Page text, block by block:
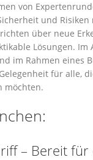
von
und
über neue
Lösungen.
im Rahmen eines
für alle,
möchten.
– Bereit für